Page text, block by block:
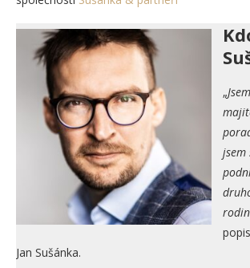
„
jsem
Jan Sušánka.